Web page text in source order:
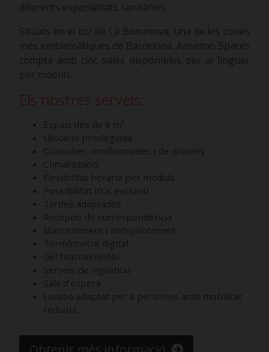
diferents especialitats sanitàries.
Situats en el cor de La Bonanova, una de les zones
més emblemàtiques de Barcelona, Anselmo Spaces
compta amb cinc sales disponibles per al lloguer
per mòduls.
Espais des de 8 m²
Ubicació privilegiada
Consultes condicionades i de disseny
Climatització
Flexibilitat horària per mòduls
Possibilitat d'ús exclusiu
Tarifes adaptades
Recepció de correspondència
Manteniment i netejaInternet
Termòmetre digital
Gel hidroalcohòlic
Serveis de vigilància
Sala d'espera
Lavabo adaptat per a persones amb mobilitat
reduïda.